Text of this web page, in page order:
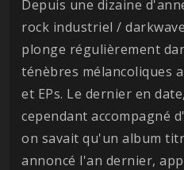
Depuis une dizaine
rock industriel / darkwave
plonge régulièrement
ténèbres mélancoliques
et EPs. Le dernier en date,
cependant accompagné
on savait qu'un album
annoncé l'an dernier,